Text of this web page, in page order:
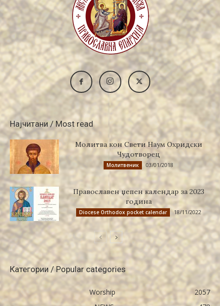
Најчитани / Most read
Молитва кон Свети Наум Охридски
Чудотворец
Молитвеник 03/01/2018
Православен џепен календар за 2023
година
Diocese Orthodox pocket calendar 18/11/2022
Категории / Popular categories
Worship
2057